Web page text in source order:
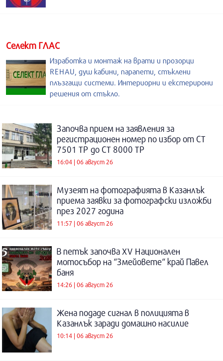
Селект ГЛАС
Изработка и монтаж на врати и прозорци
REHAU, душ кабини, парапети, стъклени
плъзгащи системи. Интериорни и екстерирони
решения от стъкло.
Започва прием на заявления за
регистрационен номер по избор от СТ
7501 ТР до СТ 8000 ТР
16:04 | 06 август 26
Музеят на фотографията в Казанлък
приема заявки за фотографски изложби
през 2027 година
11:57 | 06 август 26
В петък започва XV Национален
мотосъбор на “Змейовете“ край Павел
баня
14:26 | 06 август 26
Жена подаде сигнал в полицията в
Казанлък заради домашно насилие
10:14 | 06 август 26